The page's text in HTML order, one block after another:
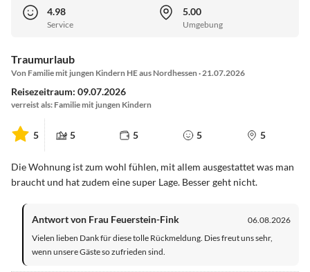
4.98
Service
5.00
Umgebung
Traumurlaub
Von Familie mit jungen Kindern HE aus Nordhessen · 21.07.2026
Reisezeitraum: 09.07.2026
verreist als: Familie mit jungen Kindern
5 5 5 5 5
Die Wohnung ist zum wohl fühlen, mit allem ausgestattet was man
braucht und hat zudem eine super Lage. Besser geht nicht.
Antwort von Frau Feuerstein-Fink
06.08.2026
Vielen lieben Dank für diese tolle Rückmeldung. Dies freut uns sehr,
wenn unsere Gäste so zufrieden sind.